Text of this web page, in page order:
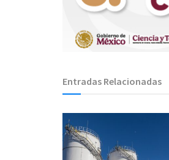
Entradas Relacionadas